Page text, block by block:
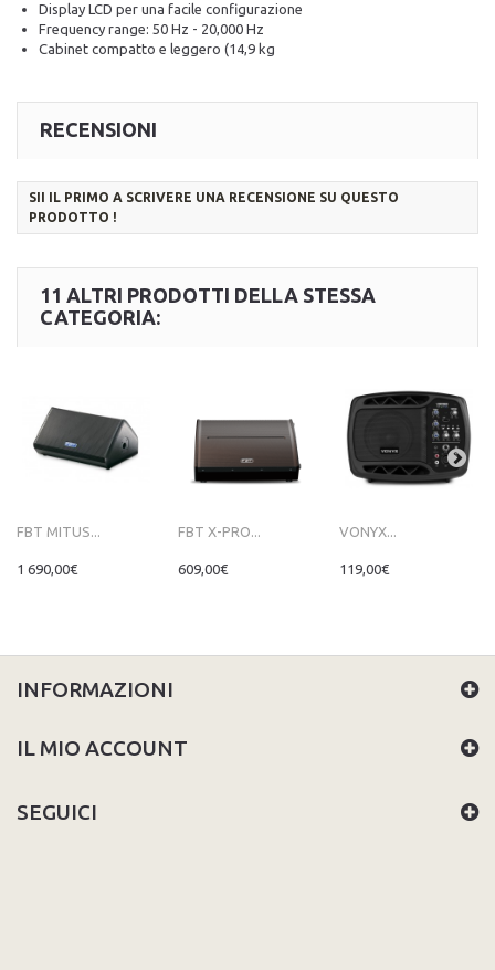
Display LCD per una facile configurazione
Frequency range: 50 Hz - 20,000 Hz
Cabinet compatto e leggero (14,9 kg
RECENSIONI
SII IL PRIMO A SCRIVERE UNA RECENSIONE SU QUESTO
PRODOTTO !
11 ALTRI PRODOTTI DELLA STESSA
CATEGORIA:
FBT MITUS...
1 690,00€
FBT X-PRO...
609,00€
VONYX...
119,00€
INFORMAZIONI
IL MIO ACCOUNT
SEGUICI